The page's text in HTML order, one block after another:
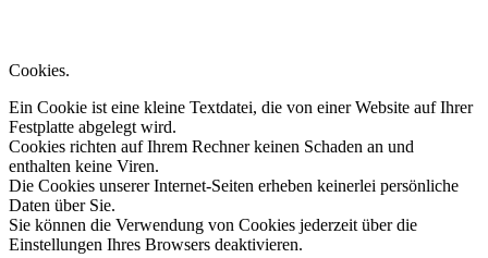
Cookies.
Ein Cookie ist eine kleine Textdatei, die von einer Website auf Ihrer
Festplatte abgelegt wird.
Cookies richten auf Ihrem Rechner keinen Schaden an und
enthalten keine Viren.
Die Cookies unserer Internet-Seiten erheben keinerlei persönliche
Daten über Sie.
Sie können die Verwendung von Cookies jederzeit über die
Einstellungen Ihres Browsers deaktivieren.